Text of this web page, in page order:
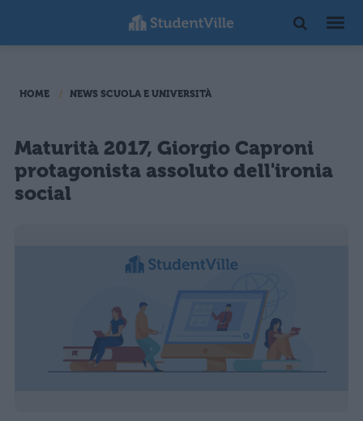
HOME NEWS SCUOLA E UNIVERSITÀ
Maturità 2017, Giorgio Caproni
protagonista assoluto dell'ironia
social